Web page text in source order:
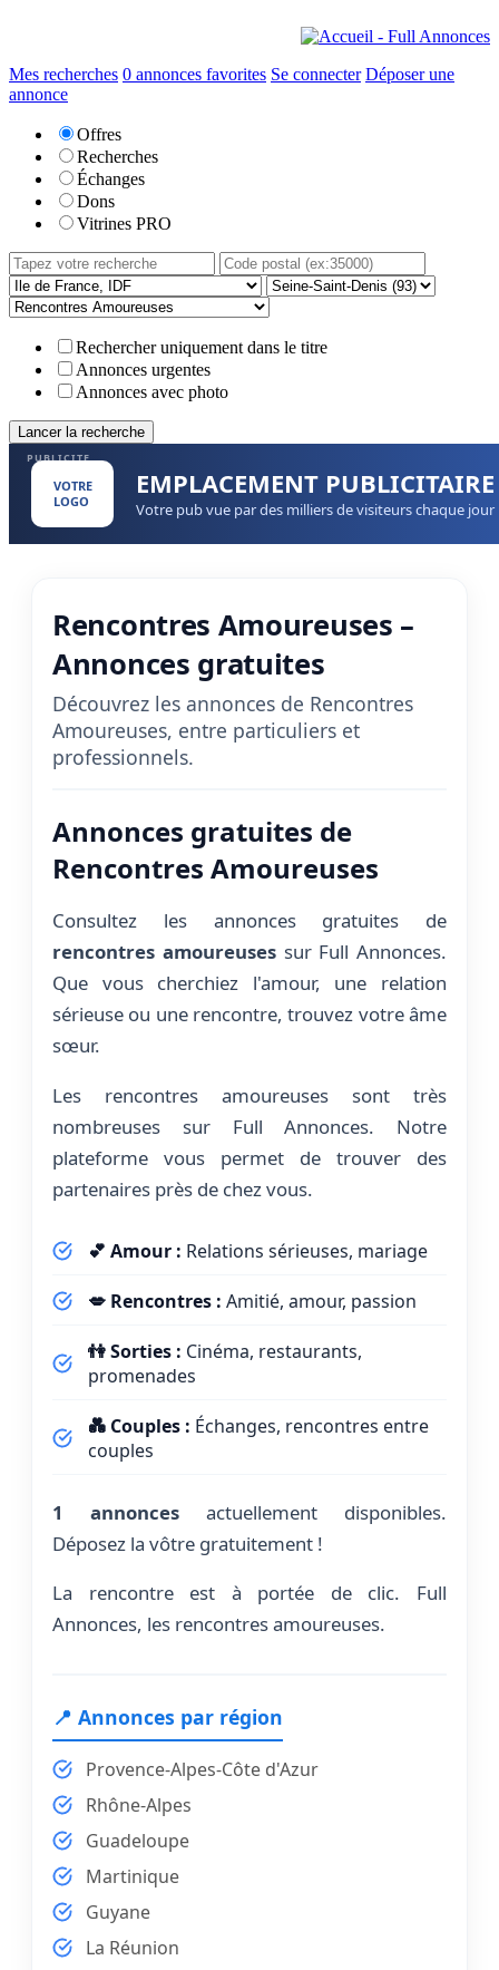
Mes recherches 0 annonces favorites Se connecter Déposer une
annonce
Offres
Recherches
Échanges
Dons
Vitrines PRO
Rechercher uniquement dans le titre
Annonces urgentes
Annonces avec photo
PUBLICITE
VOTRE
LOGO
EMPLACEMENT PUBLICITAIRE
Votre pub vue par des milliers de visiteurs chaque jour
Rencontres Amoureuses –
Annonces gratuites
Découvrez les annonces de Rencontres
Amoureuses, entre particuliers et
professionnels.
Annonces gratuites de
Rencontres Amoureuses
Consultez les annonces gratuites de
rencontres amoureusessur Full Annonces.
Que vous cherchiez l'amour, une relation
sérieuse ou une rencontre, trouvez votre âme
sœur.
Les rencontres amoureuses sont très
nombreuses sur Full Annonces. Notre
plateforme vous permet de trouver des
partenaires près de chez vous.
💕 Amour : Relations sérieuses, mariage
💋 Rencontres : Amitié, amour, passion
👫 Sorties : Cinéma, restaurants,
promenades
💑 Couples : Échanges, rencontres entre
couples
1 annonces actuellement disponibles.
Déposez la vôtre gratuitement !
La rencontre est à portée de clic. Full
Annonces, les rencontres amoureuses.
📍 Annonces par région
Provence-Alpes-Côte d'Azur
Rhône-Alpes
Guadeloupe
Martinique
Guyane
La Réunion